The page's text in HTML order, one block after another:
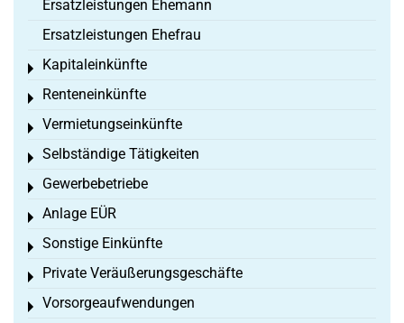
Ersatzleistungen Ehemann
Ersatzleistungen Ehefrau
Kapitaleinkünfte
Toggle menu
Renteneinkünfte
Toggle menu
Vermietungseinkünfte
Toggle menu
Selbständige Tätigkeiten
Toggle menu
Gewerbebetriebe
Toggle menu
Anlage EÜR
Toggle menu
Sonstige Einkünfte
Toggle menu
Private Veräußerungsgeschäfte
Toggle menu
Vorsorgeaufwendungen
Toggle menu